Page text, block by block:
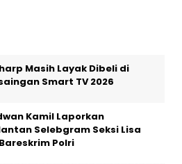
Masih Layak Dibeli di
Smart TV 2026
Kamil Laporkan
Selebgram Seksi Lisa
Polri